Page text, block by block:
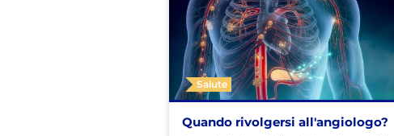
Salute
Quando rivolgersi all'angiologo?